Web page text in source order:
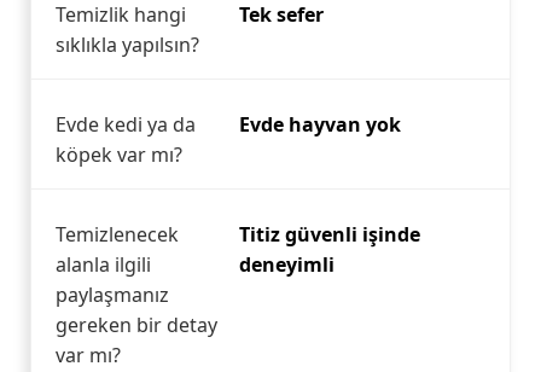
Temizlik hangi
sıklıkla yapılsın?
Tek sefer
Evde kedi ya da
köpek var mı?
Evde hayvan yok
Temizlenecek
alanla ilgili
paylaşmanız
gereken bir detay
var mı?
Titiz güvenli işinde
deneyimli